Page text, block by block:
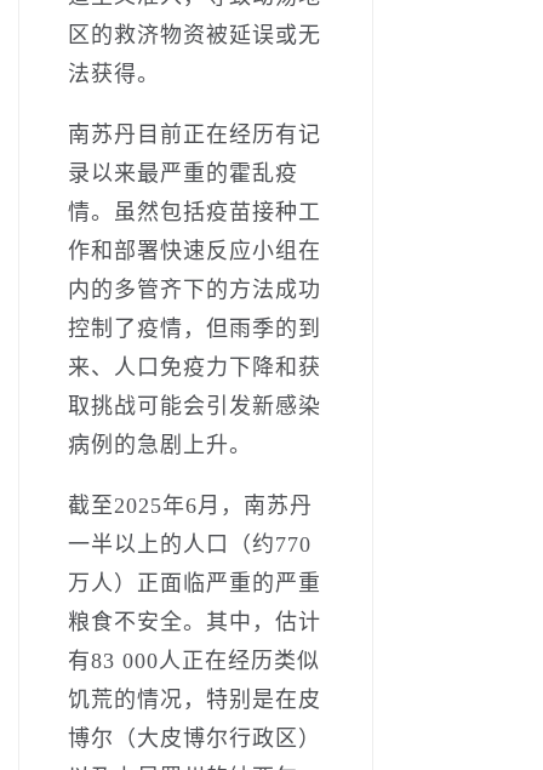
区的救济物资被延误或无
法获得。
南苏丹目前正在经历有记
录以来最严重的霍乱疫
情。虽然包括疫苗接种工
作和部署快速反应小组在
内的多管齐下的方法成功
控制了疫情，但雨季的到
来、人口免疫力下降和获
取挑战可能会引发新感染
病例的急剧上升。
截至2025年6月，南苏丹
一半以上的人口（约770
万人）正面临严重的严重
粮食不安全。其中，估计
有83 000人正在经历类似
饥荒的情况，特别是在皮
博尔（大皮博尔行政区）